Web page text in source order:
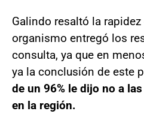
Galindo resaltó la
organismo entregó los
consulta, ya que en
ya la conclusión de este
de un 96% le dijo no a
en la región.